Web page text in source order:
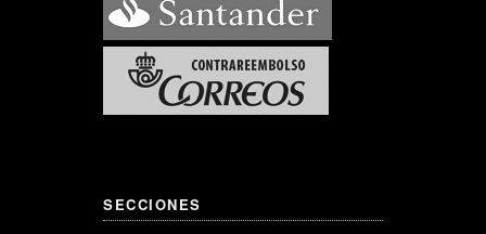
SECCIONES